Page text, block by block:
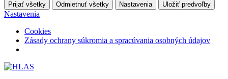
Prijať všetky Odmietnuť všetky Nastavenia Uložiť predvoľby
Nastavenia
Cookies
Zásady ochrany súkromia a spracúvania osobných údajov